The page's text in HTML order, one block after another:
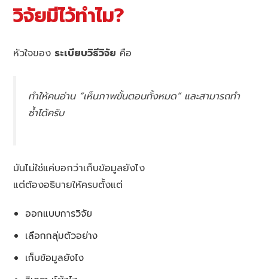
วิจัยมีไว้ทำไม?
หัวใจของ ระเบียบวิธีวิจัย คือ
ทำให้คนอ่าน “เห็นภาพขั้นตอนทั้งหมด” และสามารถทำ
ซ้ำได้ครับ
มันไม่ใช่แค่บอกว่าเก็บข้อมูลยังไง
แต่ต้องอธิบายให้ครบตั้งแต่
ออกแบบการวิจัย
เลือกกลุ่มตัวอย่าง
เก็บข้อมูลยังไง